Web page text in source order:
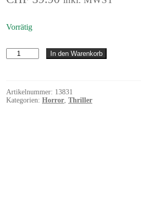
Vorrätig
The
Reaping
Boten
der
In den Warenkorb
Artikelnummer: 13831
Kategorien: Horror, Thriller